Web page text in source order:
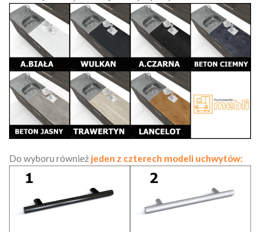
Do wyboru również jeden z czterech modeli uchwytów: